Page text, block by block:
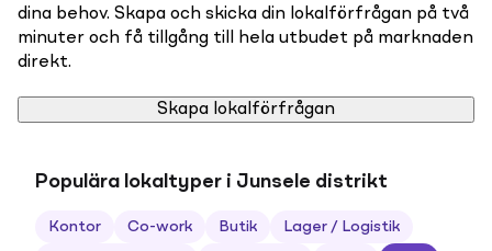
dina behov. Skapa och skicka din lokalförfrågan på två
minuter och få tillgång till hela utbudet på marknaden
direkt.
Skapa lokalförfrågan
Populära lokaltyper i Junsele distrikt
Kontor Co-work Butik Lager / Logistik